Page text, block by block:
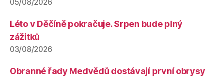
05/08/2026
Léto v Děčíně pokračuje. Srpen bude plný
zážitků
03/08/2026
Obranné řady Medvědů dostávají první obrysy